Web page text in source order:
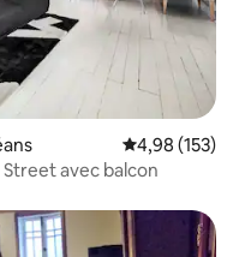
Évaluation
4,98 (153)
avec balcon